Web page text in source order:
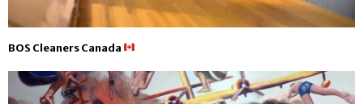
BOS Cleaners Canada